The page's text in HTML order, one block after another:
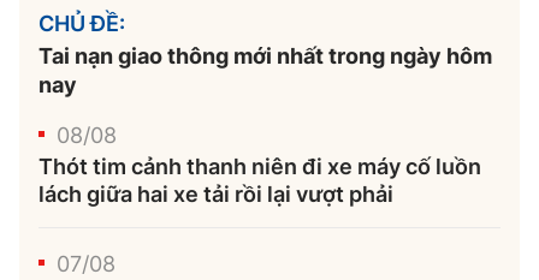
CHỦ ĐỀ:
Tai nạn giao thông mới nhất trong ngày hôm
nay
08/08
Thót tim cảnh thanh niên đi xe máy cố luồn
lách giữa hai xe tải rồi lại vượt phải
07/08